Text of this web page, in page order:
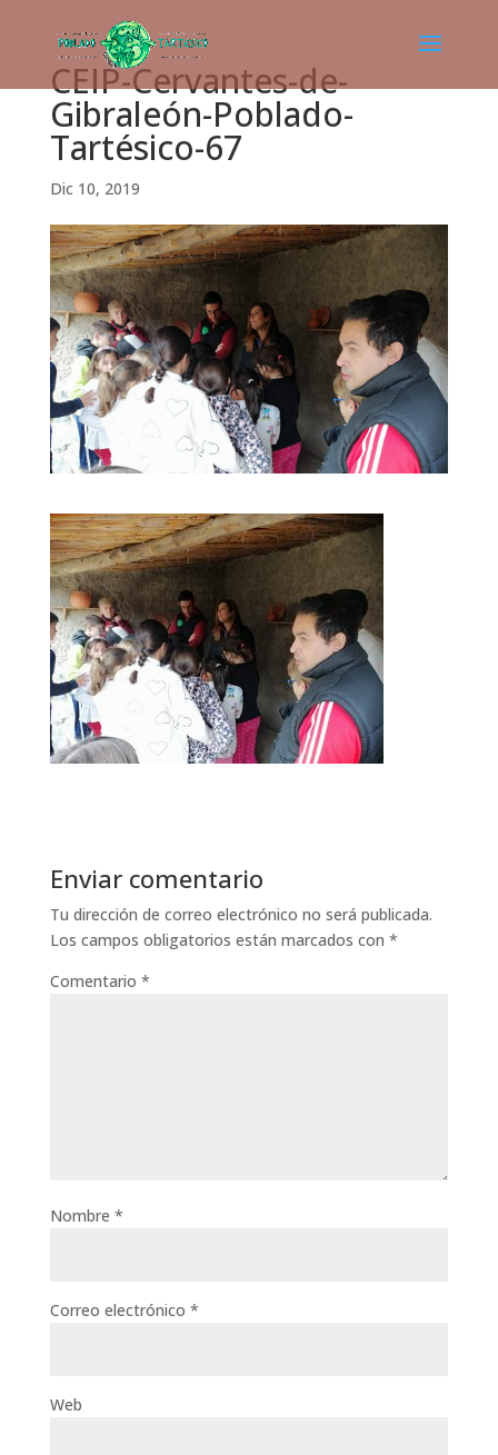
CEIP-Cervantes-de-
Gibraleón-Poblado-
Tartésico-67
Dic 10, 2019
Enviar comentario
Tu dirección de correo electrónico no será publicada.
Los campos obligatorios están marcados con *
Comentario *
Nombre *
Correo electrónico *
Web